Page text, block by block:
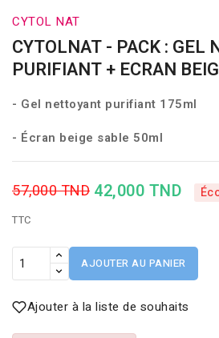
CYTOL NAT
CYTOLNAT - PACK : GEL
PURIFIANT + ECRAN
- Gel nettoyant purifiant 175ml
- Écran beige sable 50ml
57,000 TND 42,000 TND
TTC
AJOUTER AU PANIER
Ajouter à la liste de souhaits